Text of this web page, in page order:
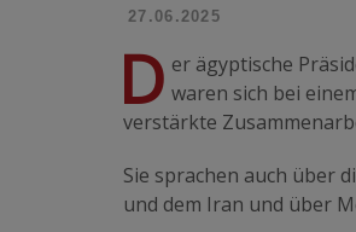
27.06.2025
D er ägyptische
waren sich bei
verstärkte
Sie sprachen auch über
und dem Iran und über